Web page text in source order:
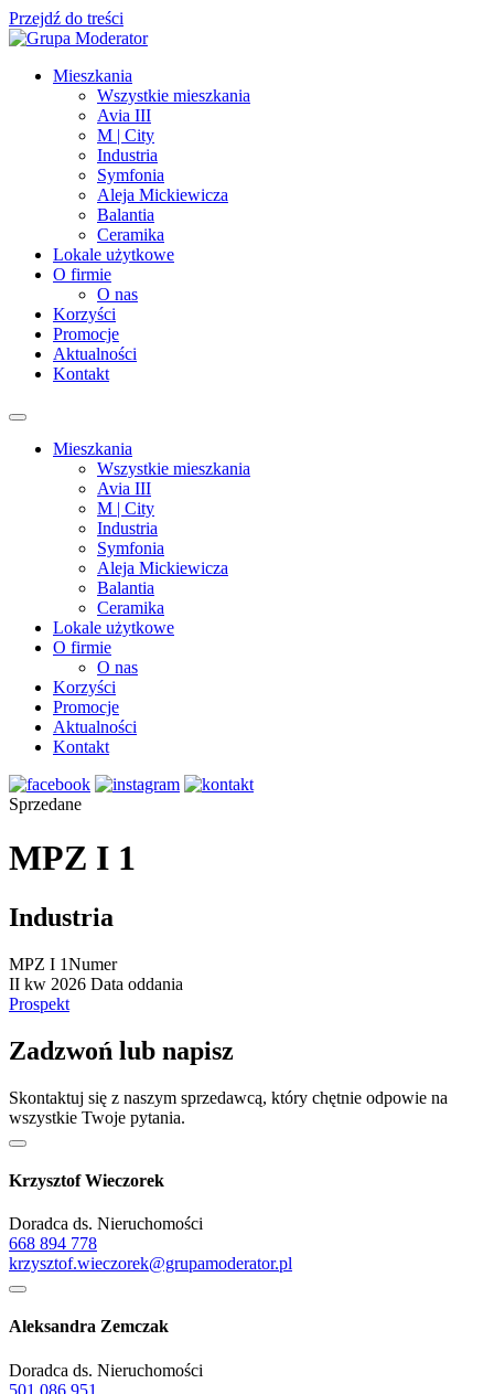
Przejdź do treści
Mieszkania
Wszystkie mieszkania
Avia III
M | City
Industria
Symfonia
Aleja Mickiewicza
Balantia
Ceramika
Lokale użytkowe
O firmie
O nas
Korzyści
Promocje
Aktualności
Kontakt
Mieszkania
Wszystkie mieszkania
Avia III
M | City
Industria
Symfonia
Aleja Mickiewicza
Balantia
Ceramika
Lokale użytkowe
O firmie
O nas
Korzyści
Promocje
Aktualności
Kontakt
Sprzedane
MPZ I 1
Industria
MPZ I 1Numer
II kw 2026 Data oddania
Prospekt
Zadzwoń lub napisz
Skontaktuj się z naszym sprzedawcą, który chętnie odpowie na
wszystkie Twoje pytania.
Krzysztof Wieczorek
Doradca ds. Nieruchomości
668 894 778
krzysztof.wieczorek@grupamoderator.pl
Aleksandra Zemczak
Doradca ds. Nieruchomości
501 086 951